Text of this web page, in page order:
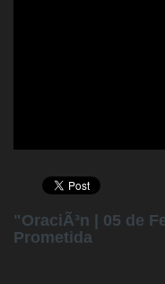
"OraciÃ³n | 05 de
Prometida